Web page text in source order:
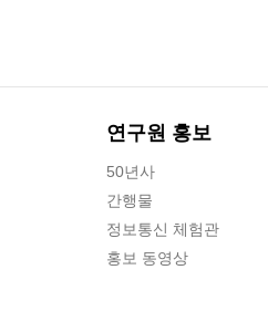
연구원 홍보
50년사
간행물
정보통신 체험관
홍보 동영상